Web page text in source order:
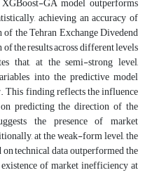
achieving an accuracy of
the Tehran Exchange Divedend
the results across different levels
that, at the semi-strong level,
into the predictive model
This finding reflects the influence
predicting the direction of the
the presence of market
at the weak-form level, the
technical data outperformed the
of market inefficiency at